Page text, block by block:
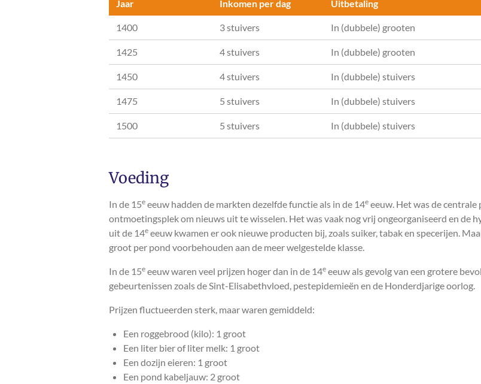
Jaar Inkomen per dag Uitbetaling
1400 3 stuivers In (dubbele) grooten
1425 4 stuivers In (dubbele) grooten
1450 4 stuivers In (dubbele) stuivers
1475 5 stuivers In (dubbele) stuivers
1500 5 stuivers In (dubbele) stuivers
Voeding
In de 15e eeuw hadden de markten dezelfde functie als in de 14e eeuw. Het was de
ontmoetingsplek om nieuws uit te wisselen. Het was vaak nog vrij ongeorganiseerd en de
uit de 14e eeuw kwamen er ook nieuwe producten bij, zoals suiker, tabak en specerijen.
groot per pond voorbehouden aan de meer welgestelde klasse.
In de 15e eeuw waren veel prijzen hoger dan in de 14e eeuw als gevolg van een grotere
gebeurtenissen zoals de Sint-Elisabethvloed, pestepidemieën en de Honderdjarige oorlog.
Prijzen fluctueerden sterk, maar waren gemiddeld:
Een roggebrood (kilo): 1 groot
Een liter bier of liter melk: 1 groot
Een dozijn eieren: 1 groot
Een pond kabeljauw: 2 groot